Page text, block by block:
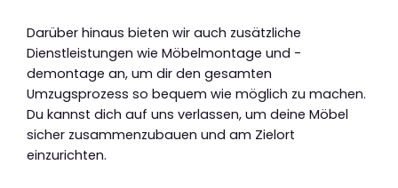
Darüber hinaus bieten wir auch zusätzliche
Dienstleistungen wie Möbelmontage und -
demontage an, um dir den gesamten
Umzugsprozess so bequem wie möglich zu machen.
Du kannst dich auf uns verlassen, um deine Möbel
sicher zusammenzubauen und am Zielort
einzurichten.